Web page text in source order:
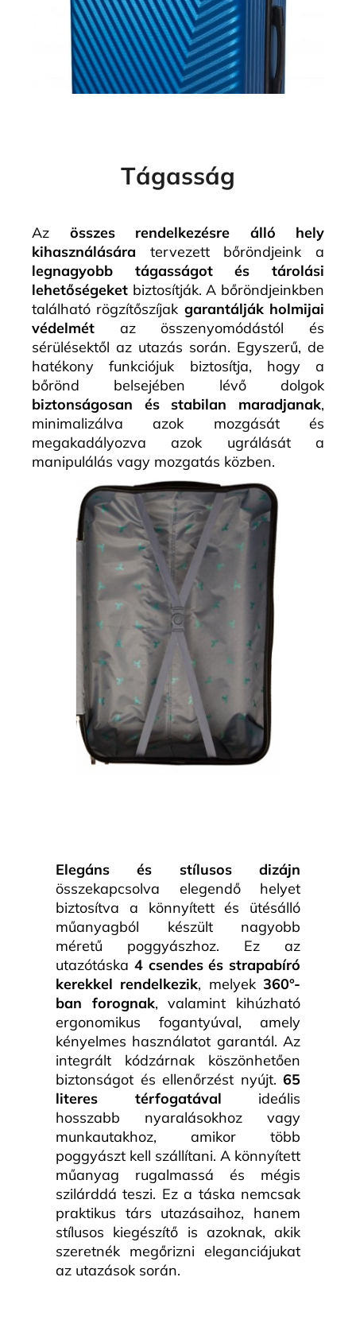
Tágasság
Az összes rendelkezésre álló hely
kihasználására tervezett bőröndjeink a
legnagyobb tágasságot és tárolási
lehetőségeket biztosítják. A bőröndjeinkben
található rögzítőszíjak garantálják holmijai
védelmét az összenyomódástól és
sérülésektől az utazás során. Egyszerű, de
hatékony funkciójuk biztosítja, hogy a
bőrönd belsejében lévő dolgok
biztonságosan és stabilan maradjanak,
minimalizálva azok mozgását és
megakadályozva azok ugrálását a
manipulálás vagy mozgatás közben.
Elegáns és stílusos dizájn
összekapcsolva elegendő helyet
biztosítva a könnyített és ütésálló
műanyagból készült nagyobb
méretű poggyászhoz. Ez az
utazótáska 4 csendes és strapabíró
kerekkel rendelkezik, melyek360°-
ban forognak, valamint kihúzható
ergonomikus fogantyúval, amely
kényelmes használatot garantál. Az
integrált kódzárnak köszönhetően
biztonságot és ellenőrzést nyújt. 65
literes térfogatával ideális
hosszabb nyaralásokhoz vagy
munkautakhoz, amikor több
poggyászt kell szállítani. A könnyített
műanyag rugalmassá és mégis
szilárddá teszi. Ez a táska nemcsak
praktikus társ utazásaihoz, hanem
stílusos kiegészítő is azoknak, akik
szeretnék megőrizni eleganciájukat
az utazások során.